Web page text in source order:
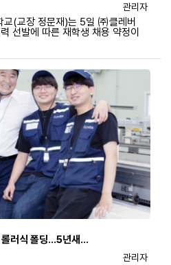
등록자
관리자
교(교장 정문재)는 5일 ㈜클레버
선발에 따른 재학생 채용 약정이
러식 폴딩…5년새…
등록자
관리자